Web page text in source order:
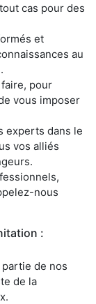
cas pour des
et
au
pour
vous imposer
experts dans le
vos alliés
nous
:
de nos
de la